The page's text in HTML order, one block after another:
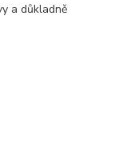
a důkladně